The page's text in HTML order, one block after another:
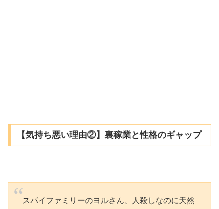
【気持ち悪い理由②】裏稼業と性格のギャップ
スパイファミリーのヨルさん、人殺しなのに天然